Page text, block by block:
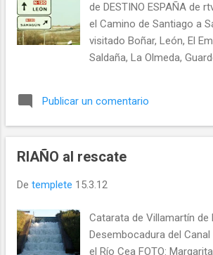
de DESTINO ESPAÑA de
el Camino de Santiago a
visitado Boñar, León, El
Saldaña, La Olmeda,
alrededores. Kerim con la
al fondo
Publicar un comentario
RIAÑO al rescate
De templete 15.3.12
Catarata de Villamartín de
Desembocadura del
el Río Cea FOTO: